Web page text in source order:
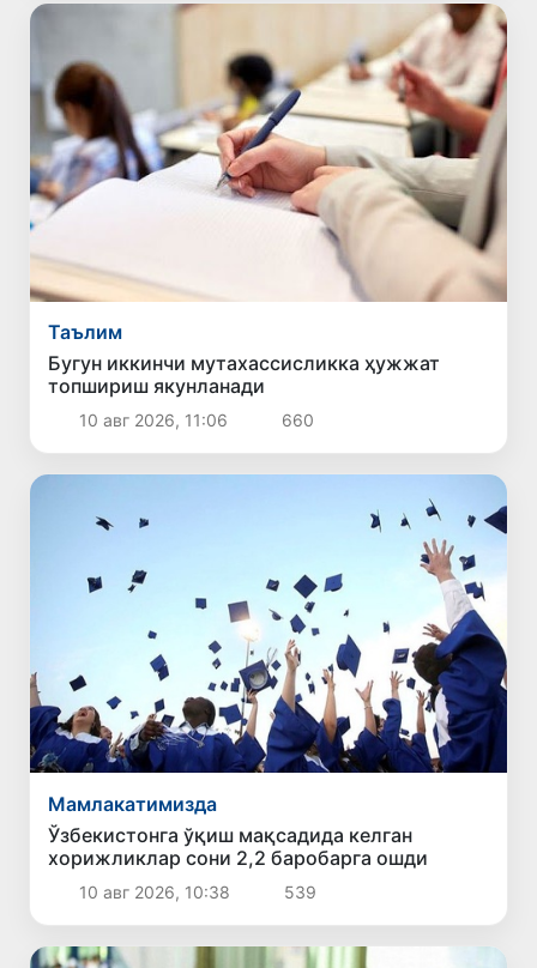
Таълим
Бугун иккинчи мутахассисликка ҳужжат
топшириш якунланади
10 авг 2026, 11:06 660
Мамлакатимизда
Ўзбекистонга ўқиш мақсадида келган
хорижликлар сони 2,2 баробарга ошди
10 авг 2026, 10:38 539